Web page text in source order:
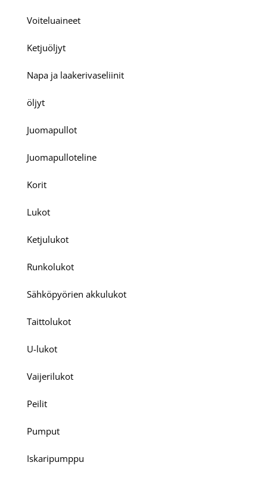
Voiteluaineet
Ketjuöljyt
Napa ja laakerivaseliinit
öljyt
Juomapullot
Juomapulloteline
Korit
Lukot
Ketjulukot
Runkolukot
Sähköpyörien akkulukot
Taittolukot
U-lukot
Vaijerilukot
Peilit
Pumput
Iskaripumppu